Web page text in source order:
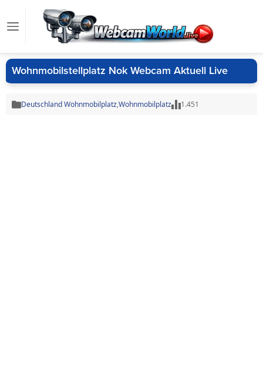
Wohnmobilstellplatz Nok Webcam Aktuell Live
Deutschland Wohnmobilplatz,Wohnmobilplatz 1.451